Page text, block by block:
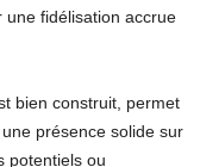
fidélisation accrue
bien construit, permet
présence solide sur
potentiels ou